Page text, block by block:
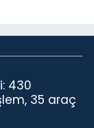
430
35 araç